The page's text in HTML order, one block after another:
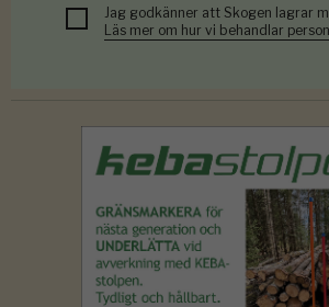
Jag godkänner att Skogen lagrar
Läs mer om hur vi behandlar